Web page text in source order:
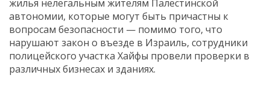
жилья нелегальным жителям Палестинской
автономии, которые могут быть причастны к
вопросам безопасности — помимо того, что
нарушают закон о въезде в Израиль, сотрудники
полицейского участка Хайфы провели проверки в
различных бизнесах и зданиях.